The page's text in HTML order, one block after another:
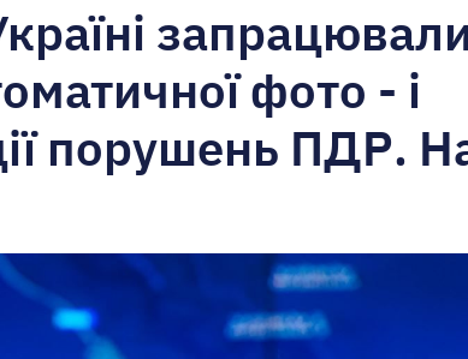
фото - і
порушень ПДР.